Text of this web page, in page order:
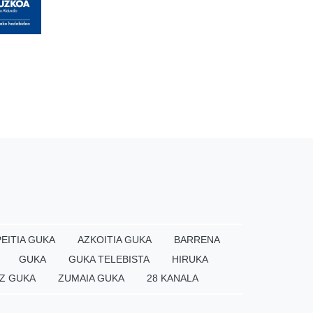
GUKA AZKOITIA GUKA
BARRENA
GUKA GUKA TELEBISTA
HIRUKA
GUKA ZUMAIA GUKA 28 KANALA